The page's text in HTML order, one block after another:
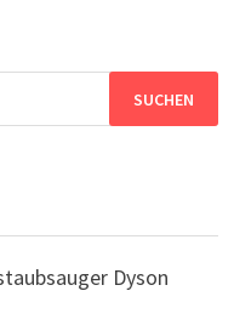
Dyson